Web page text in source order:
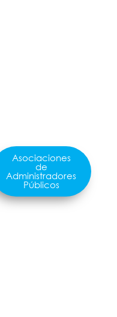
Asociaciones
de
Administradores
Públicos